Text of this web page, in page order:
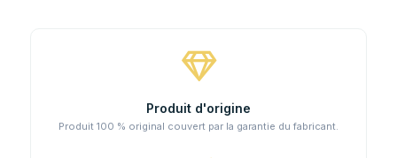
Produit d'origine
Produit 100 % original couvert par la garantie du fabricant.